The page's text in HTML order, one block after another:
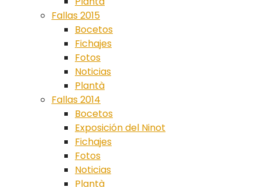
Fallas 2015
Bocetos
Fichajes
Fotos
Noticias
Plantà
Fallas 2014
Bocetos
Exposición del Ninot
Fichajes
Fotos
Noticias
Plantà